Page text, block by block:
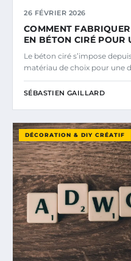
26 FÉVRIER 2026
COMMENT FABRIQUER
EN BÉTON CIRÉ POUR
Le béton ciré s’impose
matériau de choix pour une
SÉBASTIEN GAILLARD
DÉCORATION & DIY CRÉATIF